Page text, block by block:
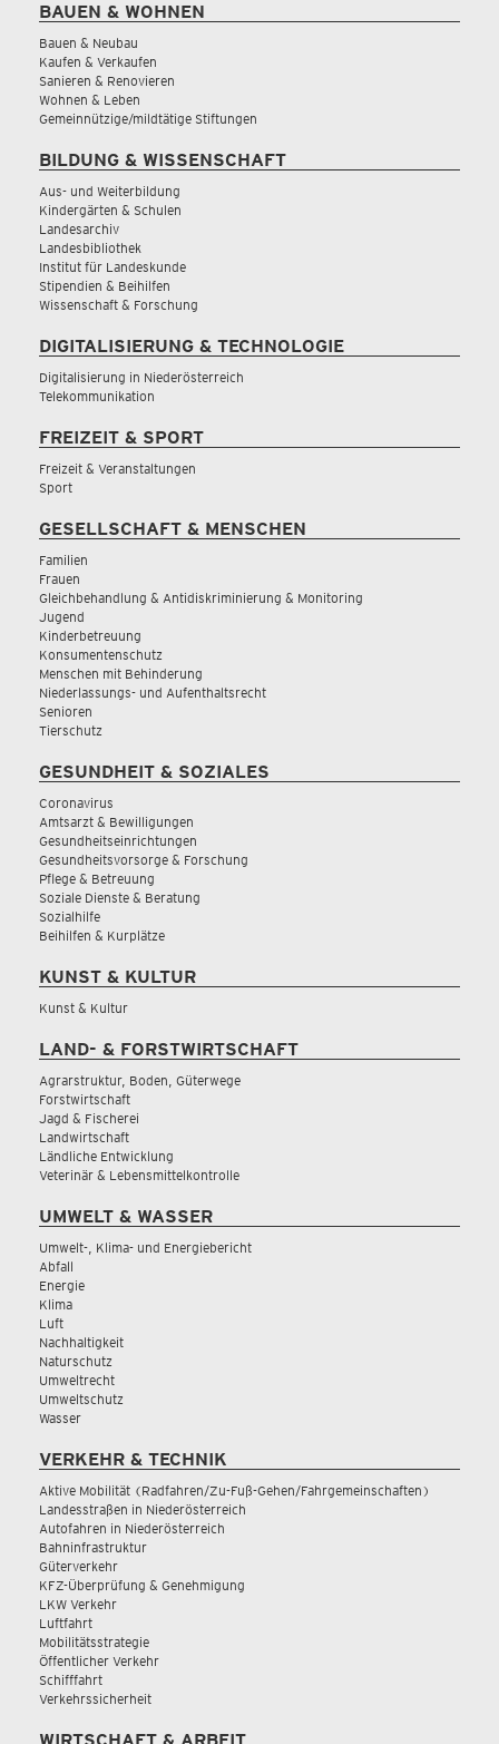
BAUEN & WOHNEN
Bauen & Neubau
Kaufen & Verkaufen
Sanieren & Renovieren
Wohnen & Leben
Gemeinnützige/mildtätige Stiftungen
BILDUNG & WISSENSCHAFT
Aus- und Weiterbildung
Kindergärten & Schulen
Landesarchiv
Landesbibliothek
Institut für Landeskunde
Stipendien & Beihilfen
Wissenschaft & Forschung
DIGITALISIERUNG & TECHNOLOGIE
Digitalisierung in Niederösterreich
Telekommunikation
FREIZEIT & SPORT
Freizeit & Veranstaltungen
Sport
GESELLSCHAFT & MENSCHEN
Familien
Frauen
Gleichbehandlung & Antidiskriminierung & Monitoring
Jugend
Kinderbetreuung
Konsumentenschutz
Menschen mit Behinderung
Niederlassungs- und Aufenthaltsrecht
Senioren
Tierschutz
GESUNDHEIT & SOZIALES
Coronavirus
Amtsarzt & Bewilligungen
Gesundheitseinrichtungen
Gesundheitsvorsorge & Forschung
Pflege & Betreuung
Soziale Dienste & Beratung
Sozialhilfe
Beihilfen & Kurplätze
KUNST & KULTUR
Kunst & Kultur
LAND- & FORSTWIRTSCHAFT
Agrarstruktur, Boden, Güterwege
Forstwirtschaft
Jagd & Fischerei
Landwirtschaft
Ländliche Entwicklung
Veterinär & Lebensmittelkontrolle
UMWELT & WASSER
Umwelt-, Klima- und Energiebericht
Abfall
Energie
Klima
Luft
Nachhaltigkeit
Naturschutz
Umweltrecht
Umweltschutz
Wasser
VERKEHR & TECHNIK
Aktive Mobilität (Radfahren/Zu-Fuß-Gehen/Fahrgemeinschaften)
Landesstraßen in Niederösterreich
Autofahren in Niederösterreich
Bahninfrastruktur
Güterverkehr
KFZ-Überprüfung & Genehmigung
LKW Verkehr
Luftfahrt
Mobilitätsstrategie
Öffentlicher Verkehr
Schifffahrt
Verkehrssicherheit